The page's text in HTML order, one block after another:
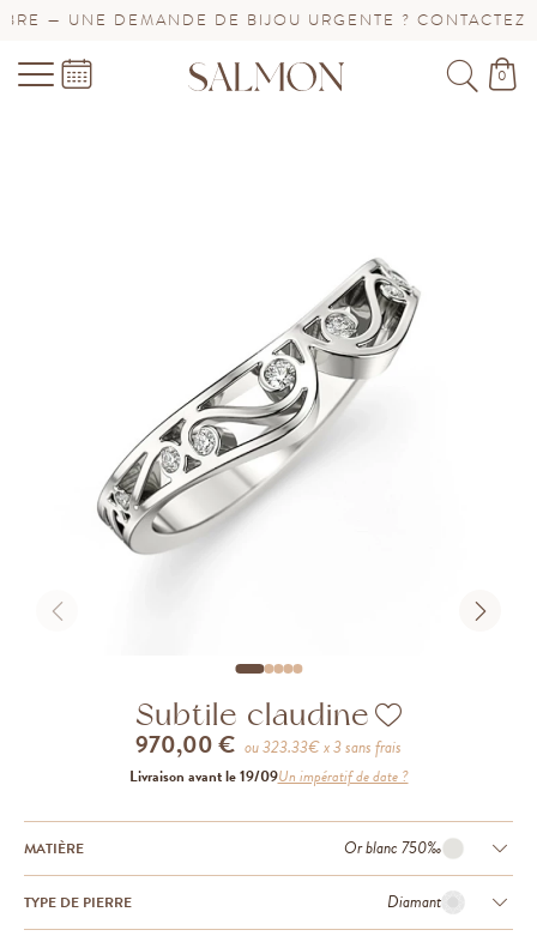
— UNE DEMANDE DE BIJOU URGENTE ? CONTACTEZ-
0
Subtile claudine
970,00 € ou323.33€ x 3 sans frais
Livraison avant le 19/09Un impératif de date ?
MATIÈRE Or blanc 750‰
TYPE DE PIERRE Diamant